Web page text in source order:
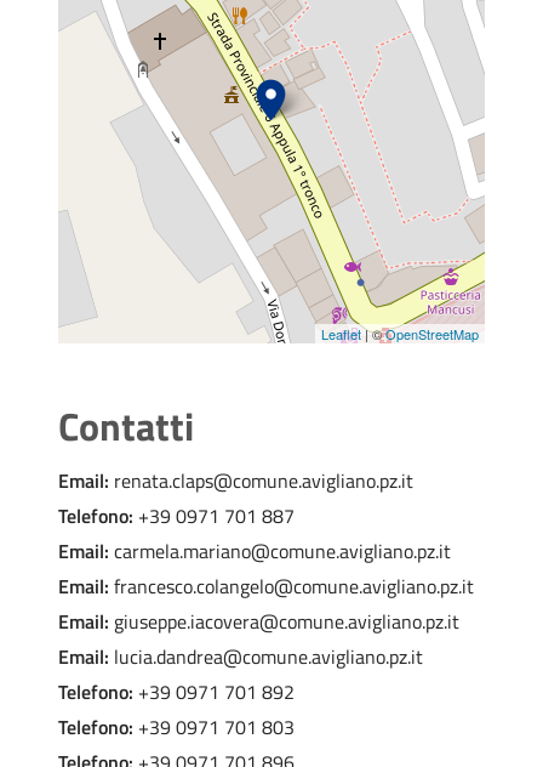
Leaflet| ©OpenStreetMap
Contatti
Email: renata.claps@comune.avigliano.pz.it
Telefono: +39 0971 701 887
Email: carmela.mariano@comune.avigliano.pz.it
Email: francesco.colangelo@comune.avigliano.pz.it
Email: giuseppe.iacovera@comune.avigliano.pz.it
Email: lucia.dandrea@comune.avigliano.pz.it
Telefono: +39 0971 701 892
Telefono: +39 0971 701 803